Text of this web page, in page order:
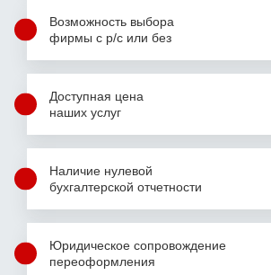
Возможность выбора
фирмы с р/с или без
Доступная цена
наших услуг
Наличие нулевой
бухгалтерской отчетности
Юридическое сопровождение
переоформления